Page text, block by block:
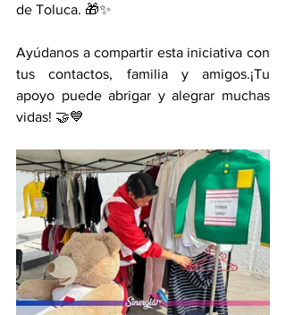
de Toluca. 🎁✨
Ayúdanos a compartir esta iniciativa con
tus contactos, familia y amigos.¡Tu
apoyo puede abrigar y alegrar muchas
vidas! 🤝💙